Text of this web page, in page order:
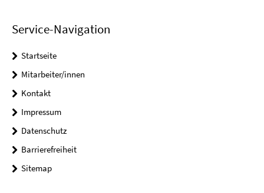
Service-Navigation
Startseite
Mitarbeiter/innen
Kontakt
Impressum
Datenschutz
Barrierefreiheit
Sitemap